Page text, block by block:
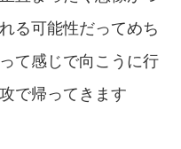
る可能性だってめち
て感じで向こうに行
で帰ってきます